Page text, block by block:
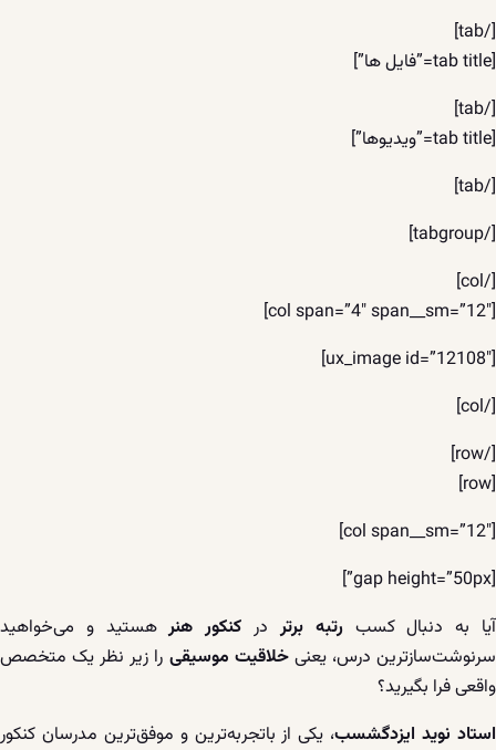
[/tab]
[tab title=”فایل ها”]
[/tab]
[tab title=”ویدیوها”]
[/tab]
[/tabgroup]
[/col]
[col span=”4″ span__sm=”12″]
[ux_image id=”12108″]
[/col]
[/row]
[row]
[col span__sm=”12″]
[gap height=”50px”]
آیا به دنبال کسبرتبه برتردر کنکور هنرهستید و می‌خواهید
سرنوشت‌سازترین درس، یعنیخلاقیت موسیقی را زیر نظر یک متخصص
واقعی فرا بگیرید؟
استاد نوید ایزدگشسب، یکی از باتجربه‌ترین و موفق‌ترین مدرسان کنکور